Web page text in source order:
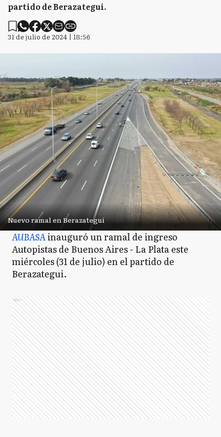
partido de Berazategui.
31 de julio de 2024 | 18:56
Nuevo ramal en Berazategui
AUBASAinauguró un ramal de ingreso
Autopistas de Buenos Aires - La Plata este
miércoles (31 de julio) en el partido de
Berazategui.
Ads